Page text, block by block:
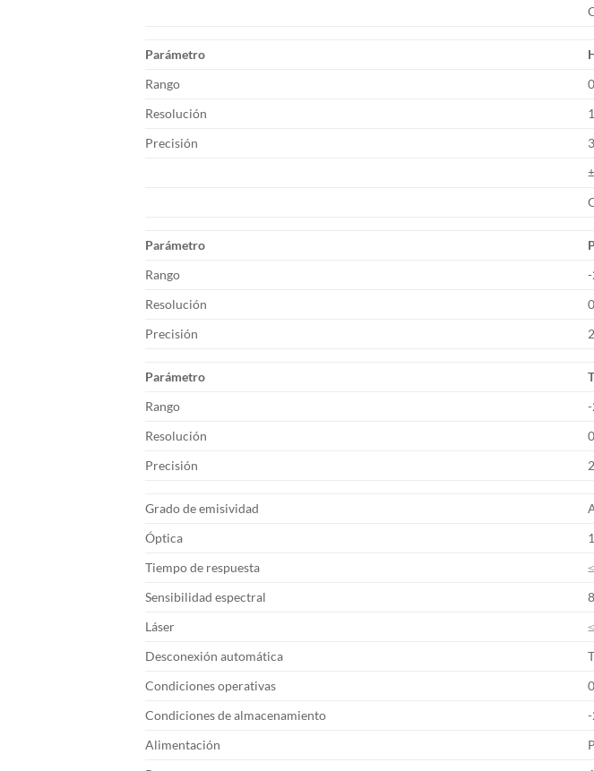
Parámetro
Rango
Resolución
Precisión
Parámetro
Rango
Resolución
Precisión
Parámetro
Rango
Resolución
Precisión
Grado de emisividad
Óptica
Tiempo de respuesta
Sensibilidad espectral
Láser
Desconexión automática
Condiciones operativas
Condiciones de almacenamiento
Alimentación